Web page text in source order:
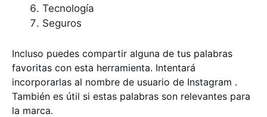
Tecnología
Seguros
Incluso puedes compartir alguna de tus palabras
favoritas con esta herramienta. Intentará
incorporarlas al nombre de usuario de Instagram .
También es útil si estas palabras son relevantes para
la marca.